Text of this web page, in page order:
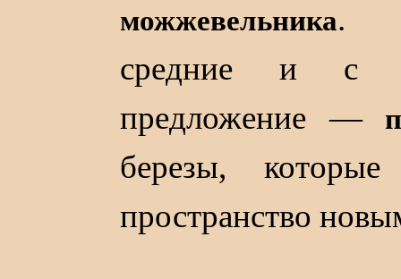
можжевельника.
средние и с
предложение —
березы, которые
пространство